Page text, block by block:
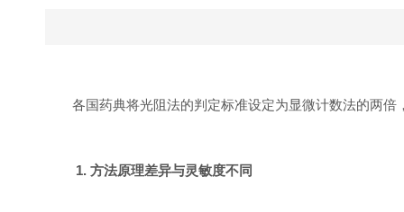
各国药典将光阻法的判定标准设定为显微计数法的两
1. 方法原理差异与灵敏度不同